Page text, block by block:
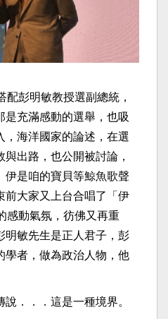
配彭明敏教授選副總統，
是充滿感動的選舉，也吸
，海洋國家的論述，在選
出路，也公開被討論，
伊是咱的寶貝等鯨魚歌聲
前大家又上台合唱了「伊
感動氣氛，彷佛又再重
明敏先生是正人君子，彭
學者，做為政治人物，他
．．．這是一種境界。